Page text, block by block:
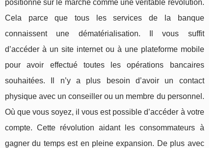
positionne sur le marché comme une véritable révolution.
Cela parce que tous les services de la banque
connaissent une dématérialisation. Il vous suffit
d’accéder à un site internet ou à une plateforme mobile
pour avoir effectué toutes les opérations bancaires
souhaitées. Il n’y a plus besoin d’avoir un contact
physique avec un conseiller ou un membre du personnel.
Où que vous soyez, il vous est possible d’accéder à votre
compte. Cette révolution aidant les consommateurs à
gagner du temps est en pleine expansion. De plus avec